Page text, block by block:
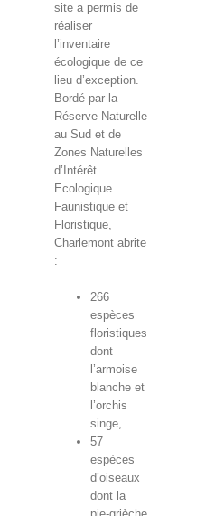
site a permis de
réaliser
l’inventaire
écologique de ce
lieu d’exception.
Bordé par la
Réserve Naturelle
au Sud et de
Zones Naturelles
d’Intérêt
Ecologique
Faunistique et
Floristique,
Charlemont abrite
:
266
espèces
floristiques
dont
l’armoise
blanche et
l’orchis
singe,
57
espèces
d’oiseaux
dont la